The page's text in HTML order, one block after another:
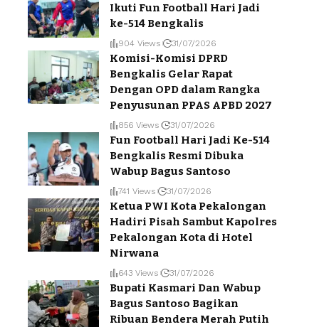
Ikuti Fun Football Hari Jadi
ke-514 Bengkalis
904 Views 31/07/2026
Komisi-Komisi DPRD
Bengkalis Gelar Rapat
Dengan OPD dalam Rangka
Penyusunan PPAS APBD 2027
856 Views 31/07/2026
Fun Football Hari Jadi Ke-514
Bengkalis Resmi Dibuka
Wabup Bagus Santoso
741 Views 31/07/2026
Ketua PWI Kota Pekalongan
Hadiri Pisah Sambut Kapolres
Pekalongan Kota di Hotel
Nirwana
643 Views 31/07/2026
Bupati Kasmari Dan Wabup
Bagus Santoso Bagikan
Ribuan Bendera Merah Putih